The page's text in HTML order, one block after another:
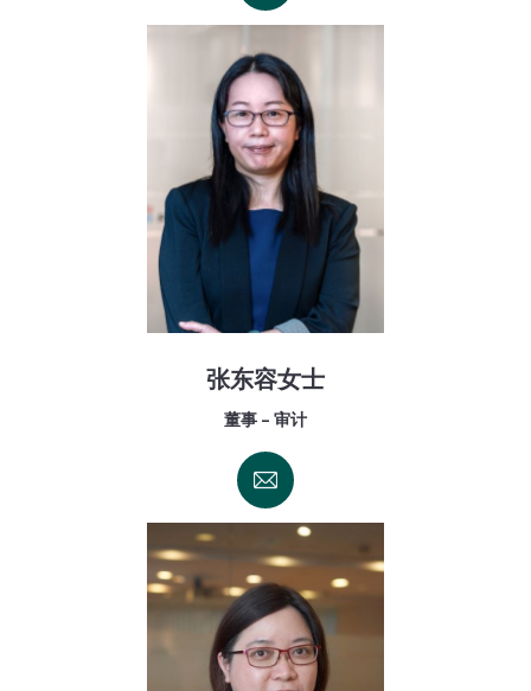
张东容女士
董事 - 审计